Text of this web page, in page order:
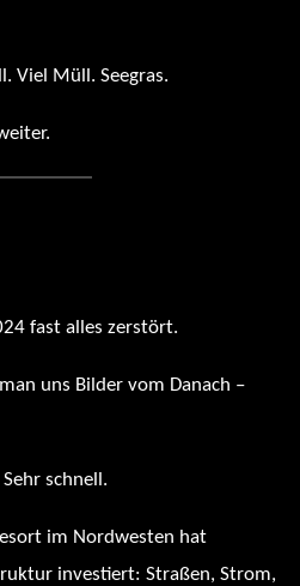
Viel Müll. Seegras.
fast alles zerstört.
uns Bilder vom Danach –
schnell.
im Nordwesten hat
investiert: Straßen, Strom,